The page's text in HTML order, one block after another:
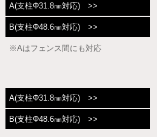
A(支柱Φ31.8㎜対応) >>
B(支柱Φ48.6㎜対応) >>
※Aはフェンス間にも対応
A(支柱Φ31.8㎜対応) >>
B(支柱Φ48.6㎜対応) >>